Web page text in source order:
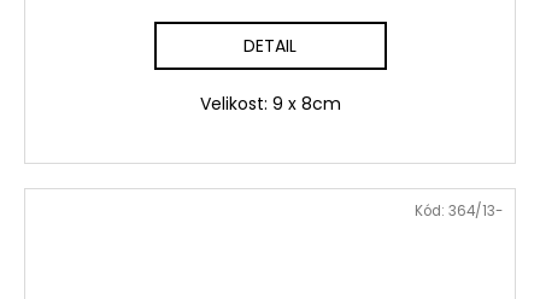
DETAIL
Velikost: 9 x 8cm
Kód: 364/13-